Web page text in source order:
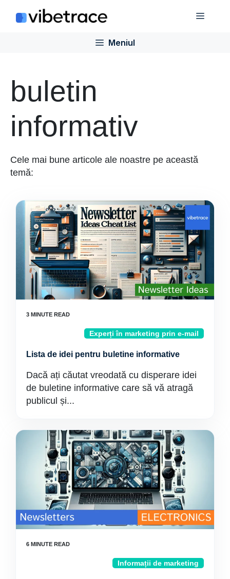
Meniul
buletin
informativ
Cele mai bune articole ale noastre pe această
temă:
Experți în marketing prin e-mail
Lista de idei pentru buletine informative
Dacă ați căutat vreodată cu disperare idei
de buletine informative care să vă atragă
publicul și...
Informații de marketing